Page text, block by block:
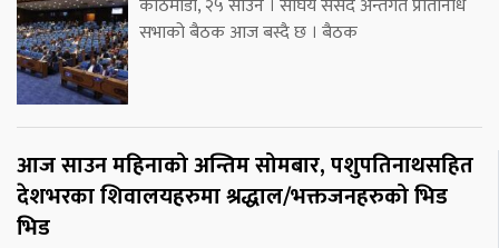
सभाको बैठक आज बस्दै छ । बैठक
आज साउन महिनाको अन्तिम सोमबार, पशुपतिनाथसहित
देशभरका शिवालयहरुमा श्रद्धाल/भक्तजनहरुको भिड
भिड